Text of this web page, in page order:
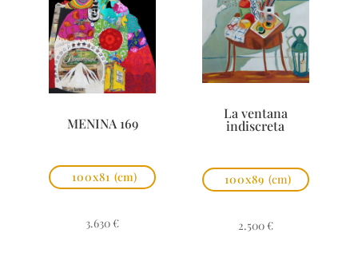
MENINA 169
100x81 (cm)
3.630 €
La ventana
indiscreta
100x89 (cm)
2.500 €